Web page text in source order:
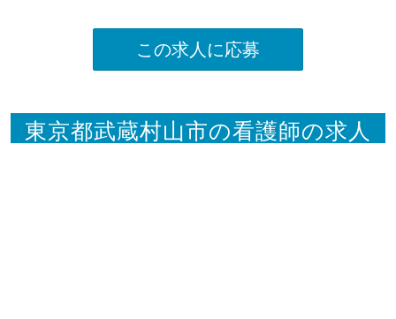
この求人に応募
東京都武蔵村山市の看護師の求人